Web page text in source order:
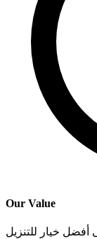
Our Value
أفضل خيار للتنزيل